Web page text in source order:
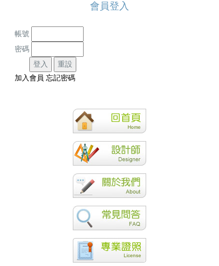
會員登入
帳號
密碼
加入會員 忘記密碼